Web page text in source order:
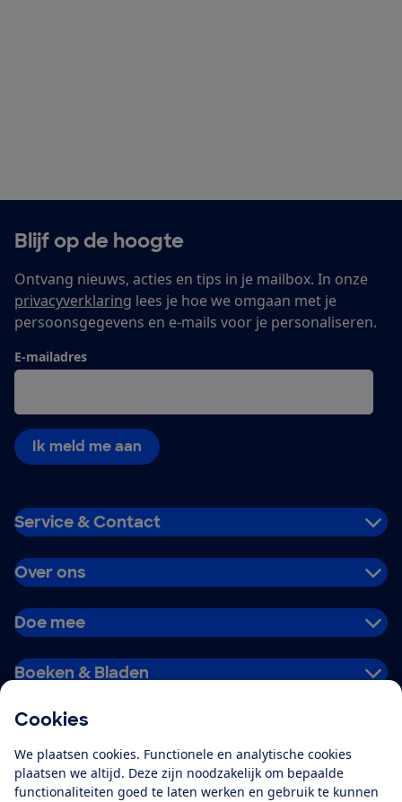
Cookies
We plaatsen cookies. Functionele en analytische cookies
plaatsen we altijd. Deze zijn noodzakelijk om bepaalde
functionaliteiten goed te laten werken en gebruik te kunnen
Blijf op de hoogte
Ontvang nieuws, acties en tips in je mailbox. In onze
privacyverklaring lees je hoe we omgaan met je
persoonsgegevens en e-mails voor je personaliseren.
E-mailadres
Ik meld me aan
Service & Contact
Over ons
Doe mee
Boeken & Bladen